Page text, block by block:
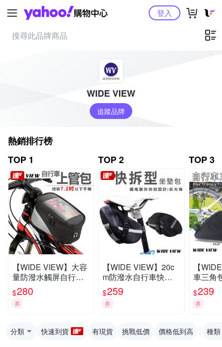
Yahoo購物中心登入
WIDE VIEW
追蹤品牌
熱銷排行榜
TOP 1
【WIDE VIEW】大容
量防潑水觸屏自行車
上管包(990)
$280
券
TOP 2
【WIDE VIEW】20c
m防潑水自行車快拆
型座墊包(0151)
$259
券
TOP 3
【
車三角
袋 下
單車收
$239
券
分類 快速到貨 有現貨 挑戰低價 價格低到高 種類